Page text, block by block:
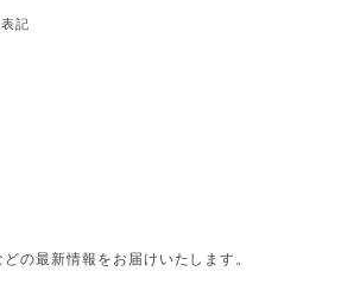
記
の最新情報をお届けいたします。